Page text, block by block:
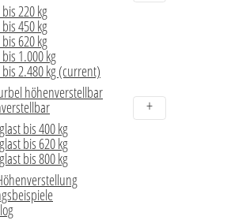
220 kg
450 kg
620 kg
1.000 kg
2.480 kg(current)
höhenverstellbar
bis 400 kg
bis 620 kg
bis 800 kg